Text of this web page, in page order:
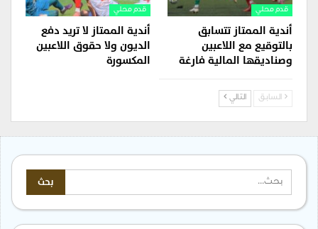
قدم محلي
أندية الممتاز تتسابق
بالتوقيع مع اللاعبين
وصناديقها المالية فارغة
قدم محلي
أندية الممتاز لا تريد دفع
الديون ولا حقوق اللاعبين
المكسورة
السابق التالي